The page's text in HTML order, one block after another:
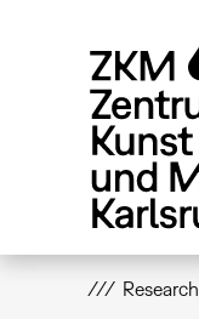
Research